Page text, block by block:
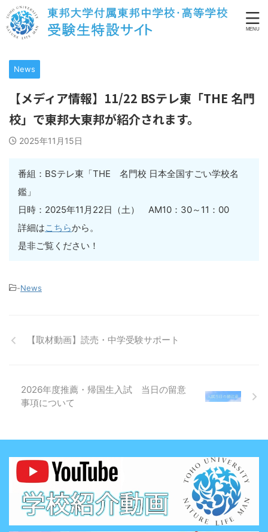
News
【メディア情報】11/22 BSテレ東「THE 名門
校」で東邦大東邦が紹介されます。
2025年11月15日
番組：BSテレ東「THE 名門校 日本全国すごい学校名
鑑」
日時：2025年11月22日（土） AM10：30～11：00
詳細はこちらから。
是非ご覧ください！
-News
【取材動画】読売・中学受験サポート
2026年度推薦・帰国生入試 当日の留意
事項について